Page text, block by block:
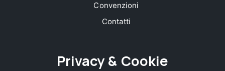
Convenzioni
Contatti
Privacy & Cookie